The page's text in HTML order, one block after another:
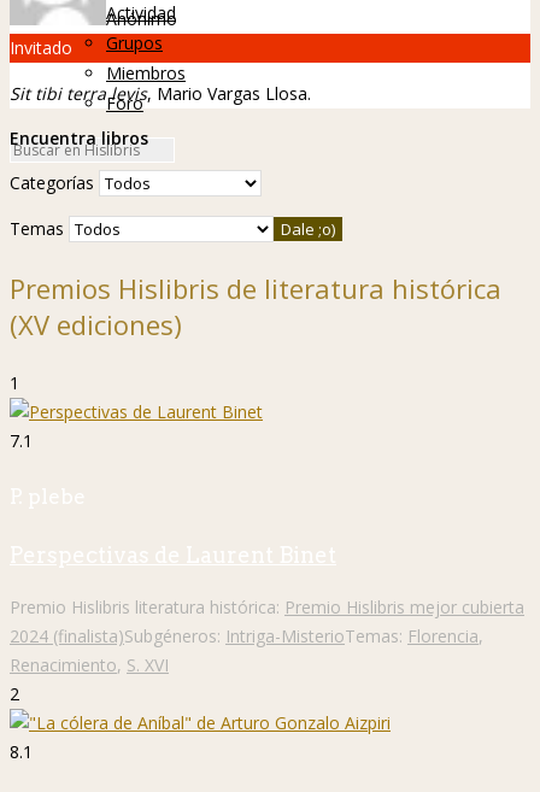
Actividad
Grupos
Miembros
Foro
Anónimo
Invitado
Sit tibi terra levis, Mario Vargas Llosa.
Encuentra libros
Categorías
Temas
Premios Hislibris de literatura histórica
(XV ediciones)
1
7.1
P. plebe
Perspectivas de Laurent Binet
Premio Hislibris literatura histórica: Premio Hislibris mejor cubierta
2024 (finalista)Subgéneros: Intriga-MisterioTemas: Florencia,
Renacimiento, S. XVI
2
8.1